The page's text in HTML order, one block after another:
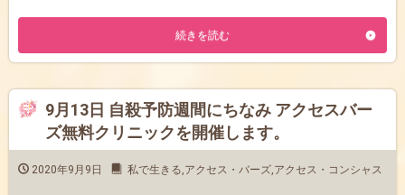
続きを読む
9月13日 自殺予防週間にちなみ アクセスバー
ズ無料クリニックを開催します。
2020年9月9日 私で生きる,アクセス・バーズ,アクセス・コンシャス